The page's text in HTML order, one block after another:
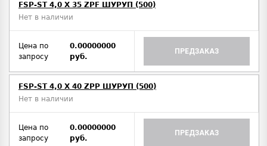
FSP-ST 4,0 X 35 ZPF ШУРУП (500)
Нет в наличии
Цена по
запросу
0.00000000
руб.
ПРЕДЗАКАЗ
FSP-ST 4,0 X 40 ZPP ШУРУП (500)
Нет в наличии
Цена по
запросу
0.00000000
руб.
ПРЕДЗАКАЗ